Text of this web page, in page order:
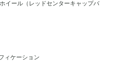
イール（レッドセンターキャップバ
ィケーション